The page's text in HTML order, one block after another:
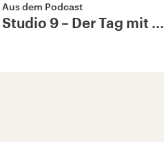
Aus dem Podcast
Studio 9 – Der Tag mit ...